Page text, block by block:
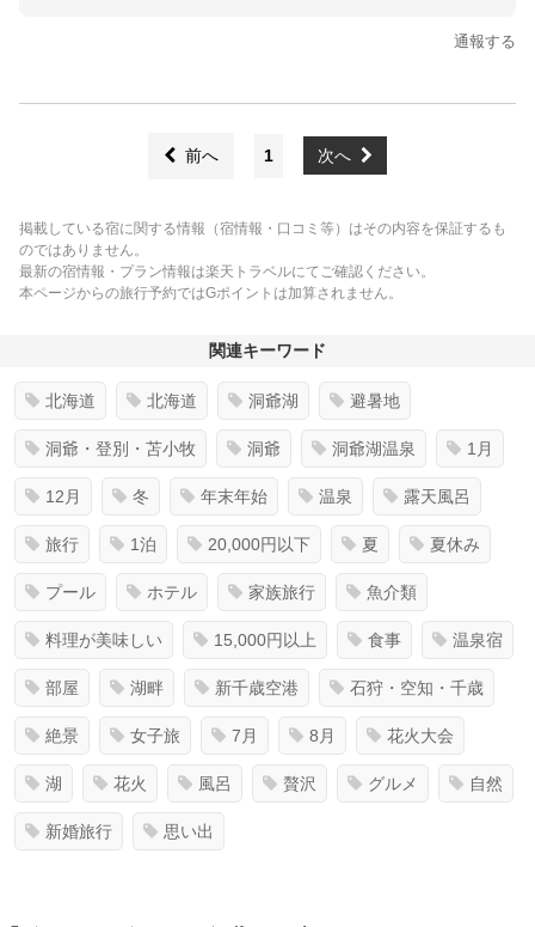
通報する
前へ 1 次へ
掲載している宿に関する情報（宿情報・口コミ等）はその内容を保証するも
のではありません。
最新の宿情報・プラン情報は楽天トラベルにてご確認ください。
本ページからの旅行予約ではGポイントは加算されません。
関連キーワード
北海道 北海道 洞爺湖 避暑地
洞爺・登別・苫小牧 洞爺 洞爺湖温泉 1月
12月 冬 年末年始 温泉 露天風呂
旅行 1泊 20,000円以下 夏 夏休み
プール ホテル 家族旅行 魚介類
料理が美味しい 15,000円以上 食事 温泉宿
部屋 湖畔 新千歳空港 石狩・空知・千歳
絶景 女子旅 7月 8月 花火大会
湖 花火 風呂 贅沢 グルメ 自然
新婚旅行 思い出